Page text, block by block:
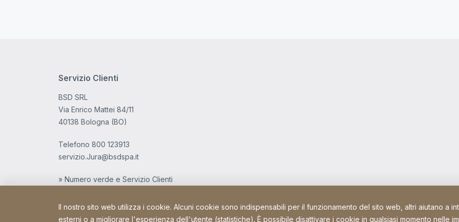
Servizio Clienti
BSD SRL
Via Enrico Mattei 84/11
40138 Bologna (BO)
Telefono 800 123913
servizio.Jura@bsdspa.it
» Numero verde e Servizio Clienti
Il nostro sito web utilizza i cookie. Alcuni cookie sono indispensabili per il funzionamento del sito web, altri aiutano a
esterni o a migliorare l'esperienza dell'utente (statistiche). È possibile disattivare i cookie in qualsiasi momento nelle